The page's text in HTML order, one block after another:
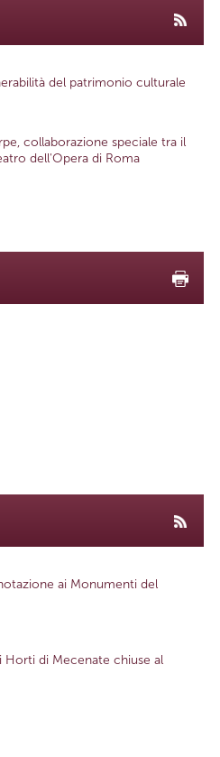
del patrimonio culturale
collaborazione speciale tra il
dell'Opera di Roma
ai Monumenti del
Horti di Mecenate chiuse al